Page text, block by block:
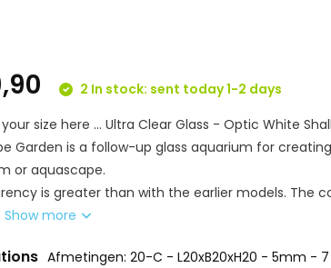
2 In stock: sent today 1-2 days
size here ... Ultra Clear Glass - Optic White
Garden is a follow-up glass aquarium for
or aquascape.
is greater than with the earlier models. The
Show more
Afmetingen: 20-C - L20xB20xH20 - 5mm - 7